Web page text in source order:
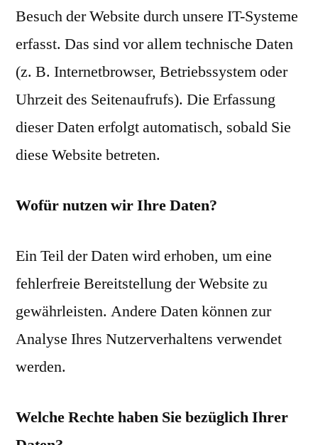
Besuch der Website durch unsere IT-Systeme
erfasst. Das sind vor allem technische Daten
(z. B. Internetbrowser, Betriebssystem oder
Uhrzeit des Seitenaufrufs). Die Erfassung
dieser Daten erfolgt automatisch, sobald Sie
diese Website betreten.
Wofür nutzen wir Ihre Daten?
Ein Teil der Daten wird erhoben, um eine
fehlerfreie Bereitstellung der Website zu
gewährleisten. Andere Daten können zur
Analyse Ihres Nutzerverhaltens verwendet
werden.
Welche Rechte haben Sie bezüglich Ihrer